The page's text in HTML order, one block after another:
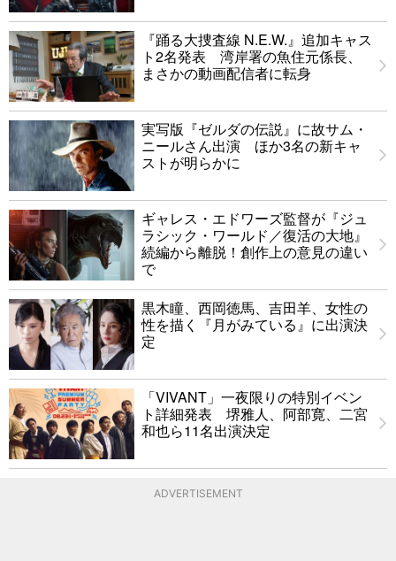
『踊る大捜査線 N.E.W.』追加キャス
ト2名発表 湾岸署の魚住元係長、
まさかの動画配信者に転身
実写版『ゼルダの伝説』に故サム・
ニールさん出演 ほか3名の新キャ
ストが明らかに
ギャレス・エドワーズ監督が『ジュ
ラシック・ワールド／復活の大地』
続編から離脱！創作上の意見の違い
で
黒木瞳、西岡徳馬、吉田羊、女性の
性を描く『月がみている』に出演決
定
「VIVANT」一夜限りの特別イベン
ト詳細発表 堺雅人、阿部寛、二宮
和也ら11名出演決定
ADVERTISEMENT